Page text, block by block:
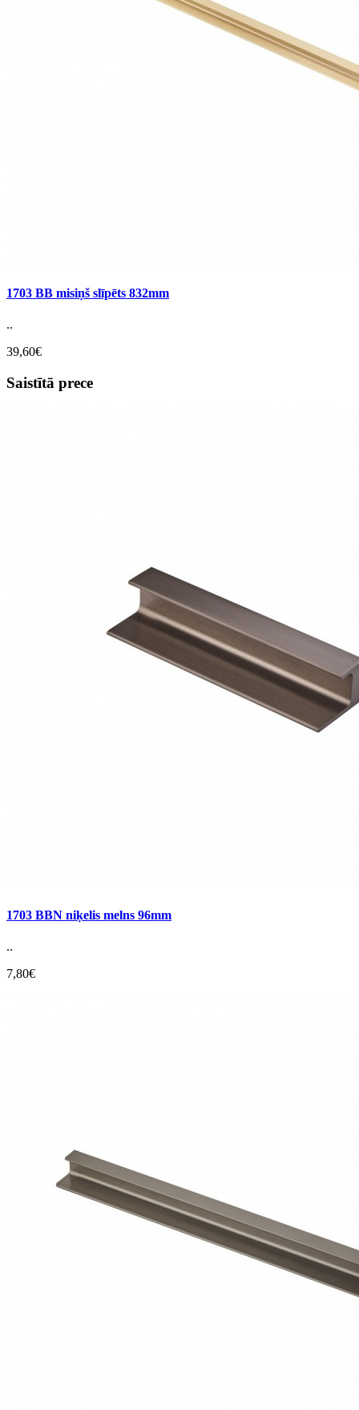
1703 BB misiņš slīpēts 832mm
..
39,60€
Saistītā prece
1703 BBN niķelis melns 96mm
..
7,80€